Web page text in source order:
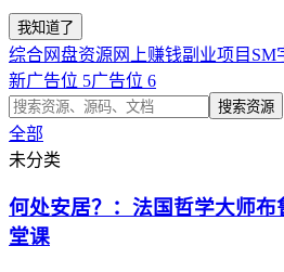
我知道了
综合网盘资源 网上赚钱副业项目 SM
新广告位 5广告位 6
搜索资源
全部
未分类
何处安居？：法国哲学大师
堂课